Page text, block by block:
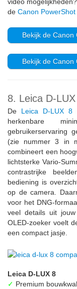
de Canon
Bekijk de Canon
Bekijk de Canon
8. Leica D-
De Leica D‑LUX 8
herkenbare
gebruikerservaring
(zie nummer 3 in
combineert een
lichtsterke Vario-
contrastrijke
bediening is
op de camera.
voor het
veel details uit
OLED‑zoeker voelt
een compact jasje.
Leica D-LUX 8
✓ Premium